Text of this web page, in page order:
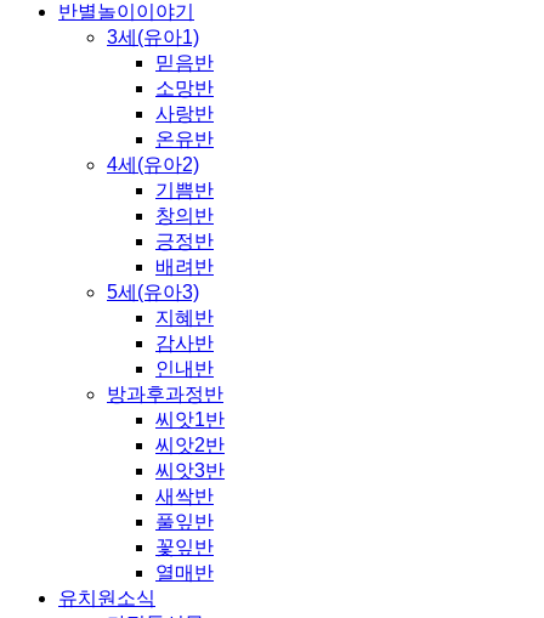
반별놀이이야기
3세(유아1)
믿음반
소망반
사랑반
온유반
4세(유아2)
기쁨반
창의반
긍정반
배려반
5세(유아3)
지혜반
감사반
인내반
방과후과정반
씨앗1반
씨앗2반
씨앗3반
새싹반
풀잎반
꽃잎반
열매반
유치원소식